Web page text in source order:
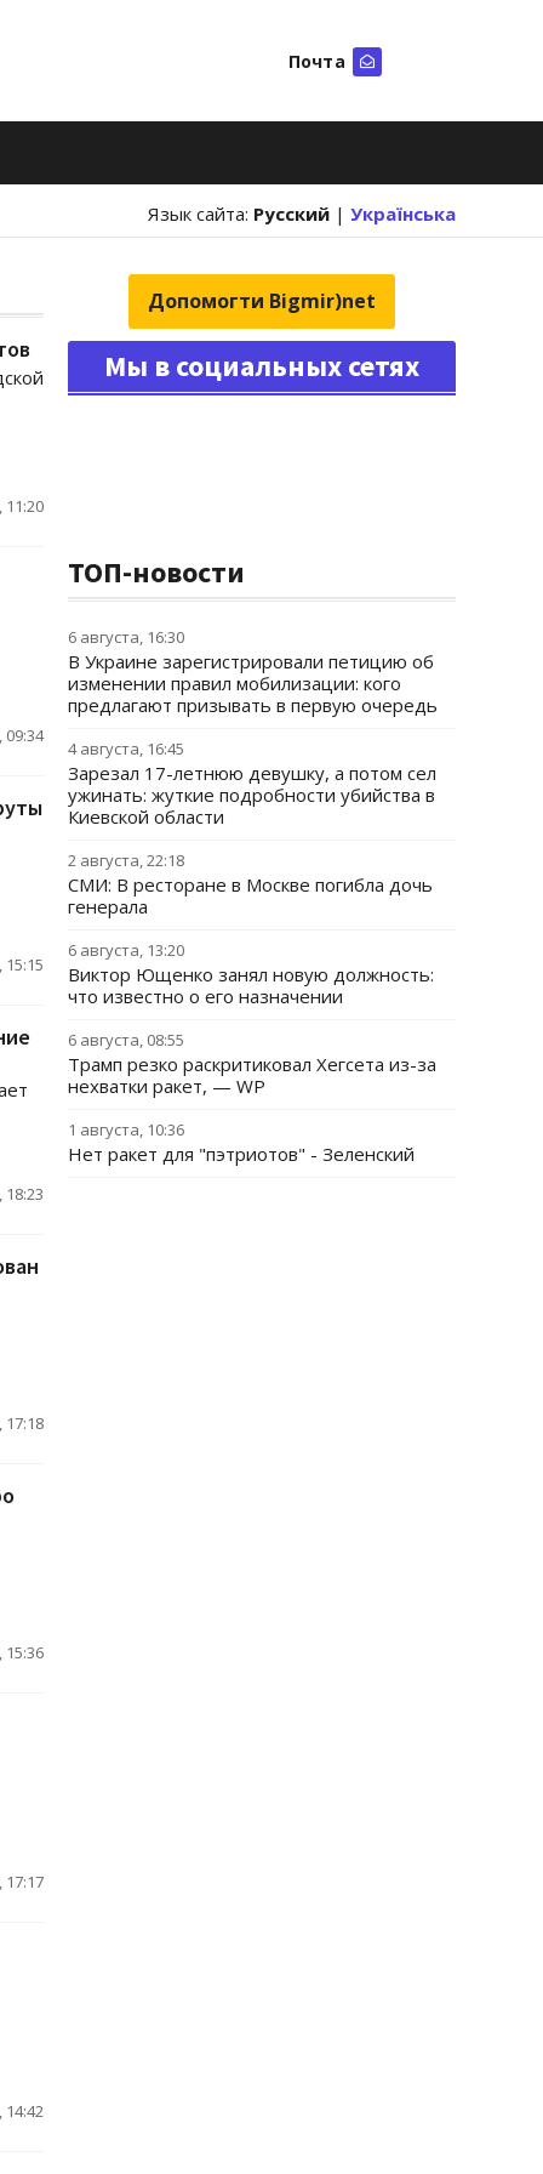
Почта
Язык сайта: Русский | Українська
11:20
09:34
17:18
15:36
17:17
14:42
Допомогти Bigmir)net
Мы в социальных сетях
ТОП-новости
6 августа, 16:30
В Украине зарегистрировали петицию об
изменении правил мобилизации: кого
предлагают призывать в первую очередь
4 августа, 16:45
Зарезал 17-летнюю девушку, а потом сел
ужинать: жуткие подробности убийства в
Киевской области
2 августа, 22:18
СМИ: В ресторане в Москве погибла дочь
генерала
6 августа, 13:20
Виктор Ющенко занял новую должность:
что известно о его назначении
6 августа, 08:55
Трамп резко раскритиковал Хегсета из-за
нехватки ракет, — WP
1 августа, 10:36
Нет ракет для "пэтриотов" - Зеленский